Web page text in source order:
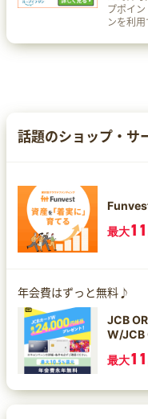
プポイ
ンを利用で
ツールで
客様の
～2023
話題のショップ・サ
最大
年会費はずっと無料♪
JCB
W/JCB
最大